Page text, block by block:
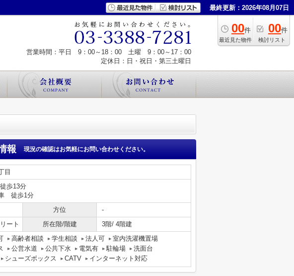
最終更新：2026年08月07日
00件
最近見た物件
00件
検討リスト
営業時間：平日 9：00～18：00 土曜 9：00～17：00
定休日：日・祝日・第三土曜日
報 現況の確認はお気軽にお問い合わせください。
目
歩13分
車 徒歩1分
方位
-
ート 所在階/階建 3階/ 4階建
高齢者相談 学生相談 法人可
室内洗濯機置場
公営水道 公共下水 電気有 駐輪場
洗面台
シューズボックス CATV インターネット対応